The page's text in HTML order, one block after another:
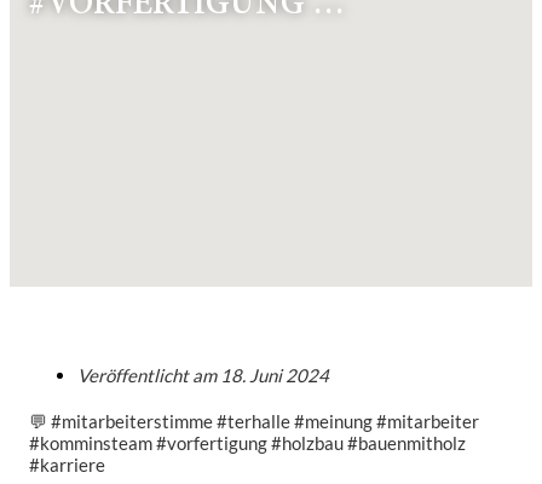
Veröffentlicht am 18. Juni 2024
💬 #mitarbeiterstimme #terhalle #meinung #mitarbeiter
#komminsteam #vorfertigung #holzbau #bauenmitholz
#karriere